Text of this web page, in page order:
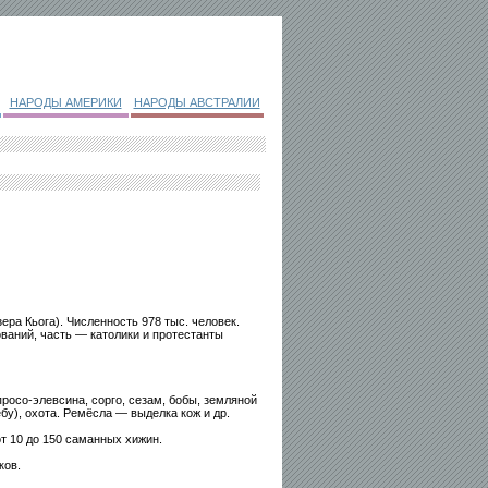
НАРОДЫ АМЕРИКИ НАРОДЫ АВСТРАЛИИ
Кьога). Численность 978 тыс. человек.
часть — католики и протестанты
элевсина, сорго, сезам, бобы, земляной
охота. Ремёсла — выделка кож и др.
10 до 150 саманных хижин.